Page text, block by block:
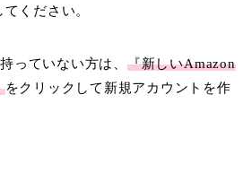
ください。
っていない方は、 『新しいAmazon
をクリックして新規アカウントを作